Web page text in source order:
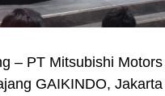
– PT Mitsubishi
GAIKINDO,